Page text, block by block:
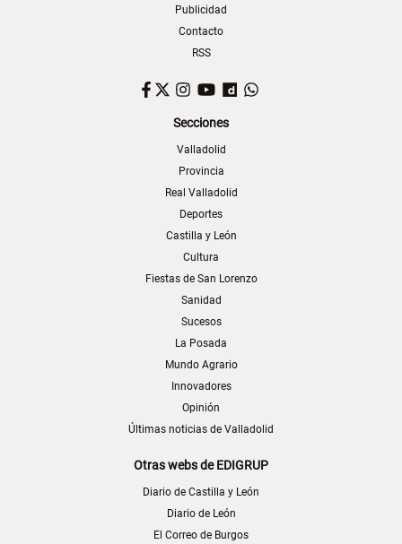
Publicidad
Contacto
RSS
Facebook
TwitterInstagram
YouTubeDailymotion
Secciones
Valladolid
Provincia
Real Valladolid
Deportes
Castilla y León
Cultura
Fiestas de San Lorenzo
Sanidad
Sucesos
La Posada
Mundo Agrario
Innovadores
Opinión
Últimas noticias de Valladolid
Otras webs de EDIGRUP
Diario de Castilla y León
Diario de León
El Correo de Burgos